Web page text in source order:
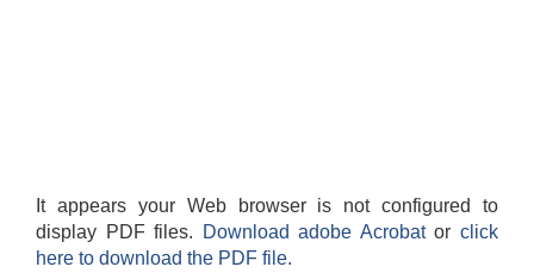
It appears your Web browser is not configured to
display PDF files.
Download adobe Acrobatorclick
here to download the PDF file.